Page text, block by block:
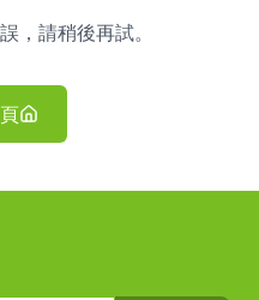
，請稍後再試。